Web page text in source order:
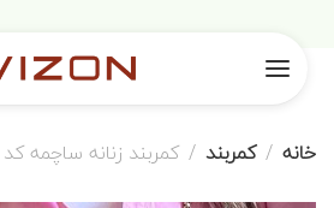
خانه کمربند کمربند زنانه ساچمه کد 051